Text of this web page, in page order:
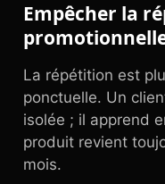
Empêcher la
La répétition est
ponctuelle. Un
isolée ; il apprend
produit revient
mois.